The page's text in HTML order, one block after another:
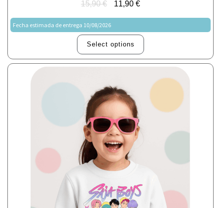
15,90€ 11,90 €
Fecha estimada de entrega 10/08/2026
Select options